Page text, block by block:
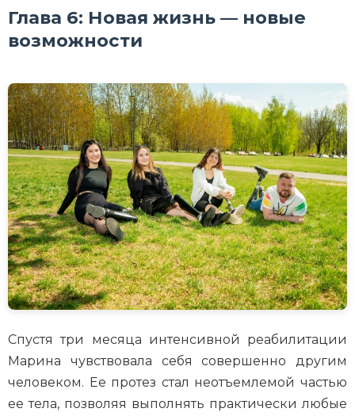
Глава 6: Новая жизнь — новые
возможности
Спустя три месяца интенсивной реабилитации
Марина чувствовала себя совершенно другим
человеком. Ее протез стал неотъемлемой частью
ее тела, позволяя выполнять практически любые